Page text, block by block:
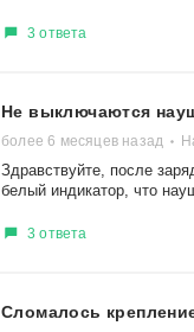
3 ответа
Не выключаются
более 6 месяцев назад
Здравствуйте, после
белый индикатор, что
3 ответа
Сломалось